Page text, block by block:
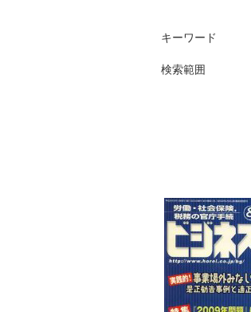
キーワード
検索範囲